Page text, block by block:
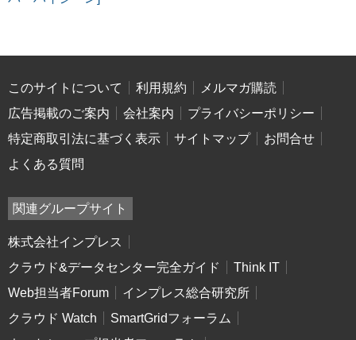
このサイトについて 利用規約
メルマガ購読
広告掲載のご案内
会社案内
プライバシーポリシー
特定商取引法に基づく表示
サイトマップ
お問合せ
よくある質問
関連グループサイト
株式会社インプレス
クラウド&データセンター完全ガイド
Think IT
Web担当者Forum
インプレス総合研究所
クラウド Watch
SmartGridフォーラム